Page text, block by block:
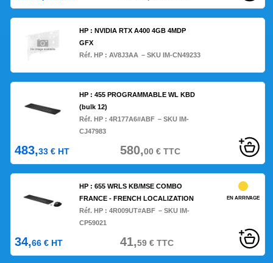
HP : NVIDIA RTX A400 4GB 4MDP
GFX
Réf. HP :AV8J3AA – SKU IM-CN49233
HP : 455 PROGRAMMABLE WL KBD
(bulk 12)
Réf. HP :4R177A6#ABF – SKU IM-
CJ47983
483,33 € HT 580,00€TTC
HP : 655 WRLS KB/MSE COMBO
FRANCE - FRENCH LOCALIZATION
Réf. HP :4R009UT#ABF – SKU IM-
CP59021
EN ARRIVAGE
34,66 € HT 41,59€TTC